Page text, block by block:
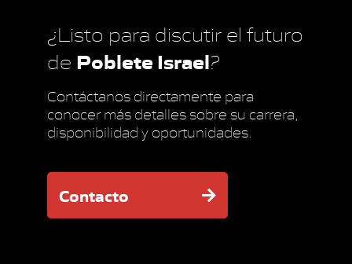
¿Listo para discutir el futuro
de Poblete Israel?
Contáctanos directamente para
conocer más detalles sobre su carrera,
disponibilidad y oportunidades.
Contacto